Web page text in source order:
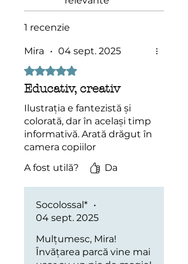
1 recenzie
Mira • 04 sept. 2025
Evaluat(ă) cu 5 din 5 stele.
Educativ, creativ
Ilustrația e fantezistă și
colorată, dar în același timp
informativă. Arată drăgut în
camera copiilor
A fost utilă?
Da
Socolossal* •
04 sept. 2025
Mulțumesc, Mira!
Învățarea parcă vine mai